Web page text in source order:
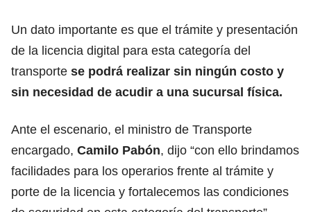
Un dato importante es que el trámite y presentación
de la licencia digital para esta categoría del
transporte se podrá realizar sin ningún costo y
sin necesidad de acudir a una sucursal física.
Ante el escenario, el ministro de Transporte
encargado, Camilo Pabón, dijo “con ello brindamos
facilidades para los operarios frente al trámite y
porte de la licencia y fortalecemos las condiciones